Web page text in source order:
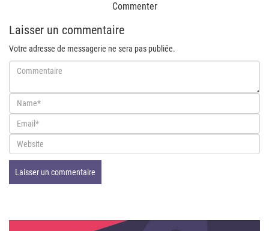
Commenter
Laisser un commentaire
Votre adresse de messagerie ne sera pas publiée.